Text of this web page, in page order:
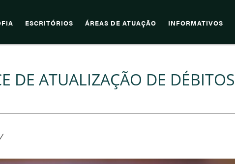
ESCRITÓRIOS ÁREAS DE ATUAÇÃO INFORMATIVOS
DE ATUALIZAÇÃO DE DÉBITOS
/